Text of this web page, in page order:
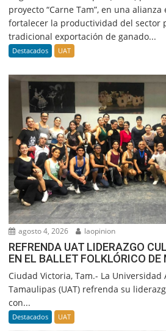
proyecto “Carne Tam”, en una
fortalecer la productividad del sector
tradicional exportación de ganado...
Destacados UAT
agosto 4, 2026 laopinion
REFRENDA UAT LIDERAZGO
EN EL BALLET FOLKLÓRICO DE
Ciudad Victoria, Tam.- La Universidad
Tamaulipas (UAT) refrenda su
con...
Destacados UAT